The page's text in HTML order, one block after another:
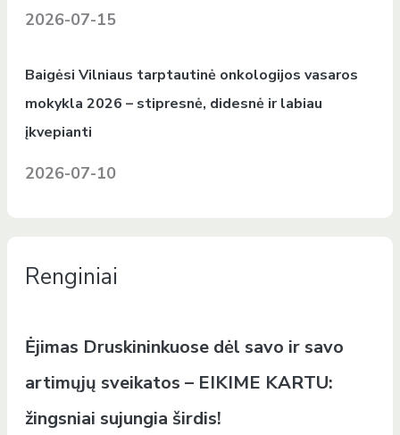
2026-07-15
Baigėsi Vilniaus tarptautinė onkologijos vasaros
mokykla 2026 – stipresnė, didesnė ir labiau
įkvepianti
2026-07-10
Renginiai
Ėjimas Druskininkuose dėl savo ir savo
artimųjų sveikatos – EIKIME KARTU:
žingsniai sujungia širdis!